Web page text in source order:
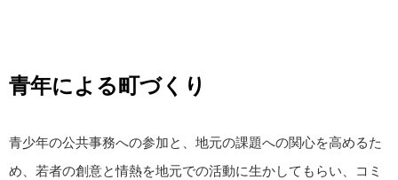
青年による町づくり
青少年の公共事務への参加と、地元の課題への関心を高めるた
め、若者の創意と情熱を地元での活動に生かしてもらい、コミ